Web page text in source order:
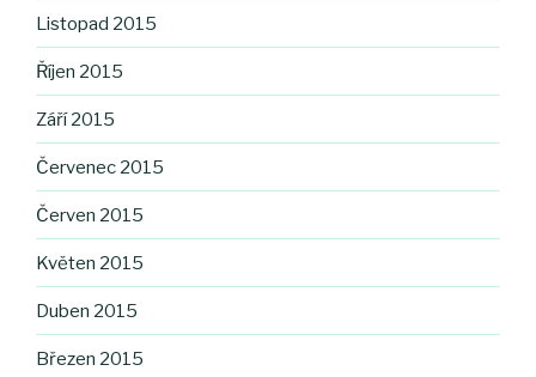
Listopad 2015
Říjen 2015
Září 2015
Červenec 2015
Červen 2015
Květen 2015
Duben 2015
Březen 2015